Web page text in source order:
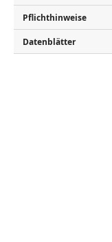
Pflichthinweise
Datenblätter